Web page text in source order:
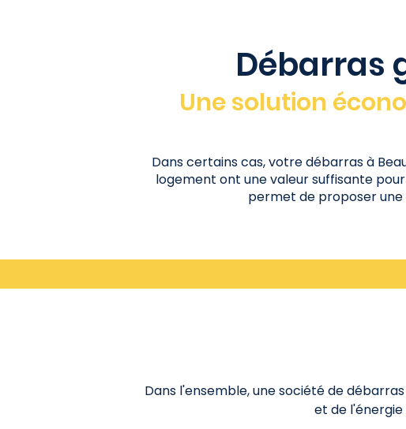
Débarras
Une solution
Dans certains cas, votre débarras à
logement ont une valeur suffisante
permet de proposer
Dans l'ensemble, une société de
et de